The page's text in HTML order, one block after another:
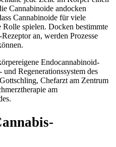
Cannabinoide andocken
Cannabinoide für viele
spielen. Docken bestimmte
an, werden Prozesse
Endocannabinoid-
Regenerationssystem des
Chefarzt am Zentrum
am